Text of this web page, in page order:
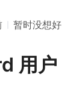
暂时没想好
用户